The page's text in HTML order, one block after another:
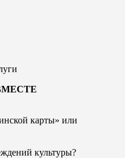
карты» или
культуры?